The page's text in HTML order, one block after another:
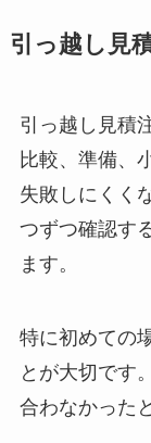
引っ越し見
引っ越し見積
比較、準備、
失敗しにくく
つずつ確認す
ます。
特に初めての
とが大切です
合わなかった